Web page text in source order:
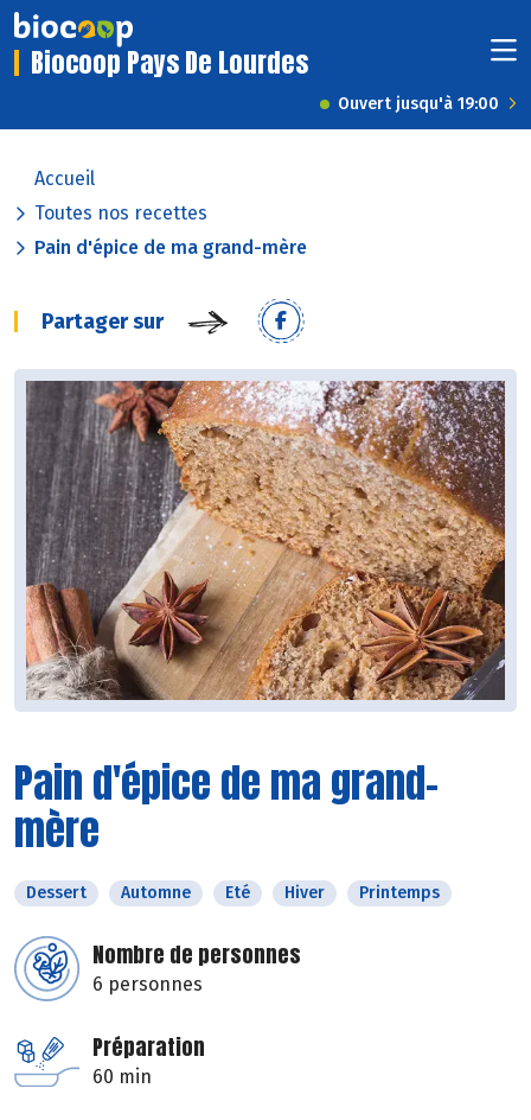
Biocoop Pays De Lourdes
Ouvert jusqu'à 19:00
Accueil
Toutes nos recettes
Pain d'épice de ma grand-mère
Partager sur
Pain d'épice de ma grand-
mère
Dessert Automne Eté Hiver Printemps
Nombre de personnes
6 personnes
Préparation
60 min